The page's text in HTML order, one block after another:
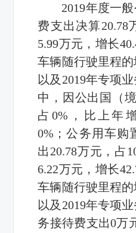
2019年度一
费支出决算20.78
5.99万元，增长
车辆随行驶里程
以及 2019年专项
中，因公出国（
占 0% ，比上年
0% ；公务用车购
出 20.78万元，占
6.22万元，增长
车辆随行驶里程
以及 2019年专项
务接待费支出0万